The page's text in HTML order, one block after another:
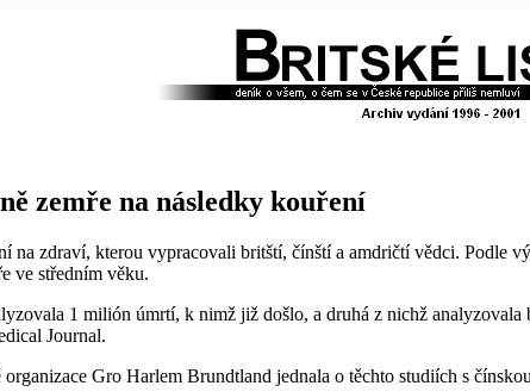
zemře na následky kouření
na zdraví, kterou vypracovali britští, čínští a amdričtí vědci. Podle
ve středním věku.
1 milión úmrtí, k nimž již došlo, a druhá z nichž
Journal.
Gro Harlem Brundtland jednala o těchto studiích s